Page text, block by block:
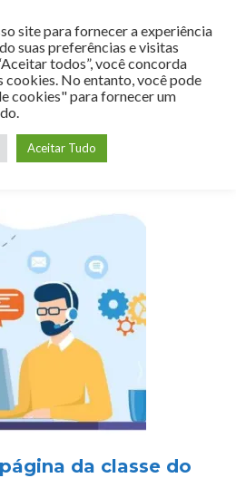
MENU
dicas
da classe do
site para fornecer a experiência
suas preferências e visitas
todos”, você concorda
cookies. No entanto, você pode
cookies" para fornecer um
Aceitar Tudo